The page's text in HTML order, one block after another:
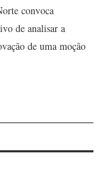
convoca
de analisar a
de uma moção